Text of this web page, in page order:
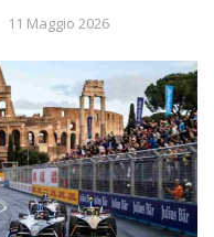
11 Maggio 2026